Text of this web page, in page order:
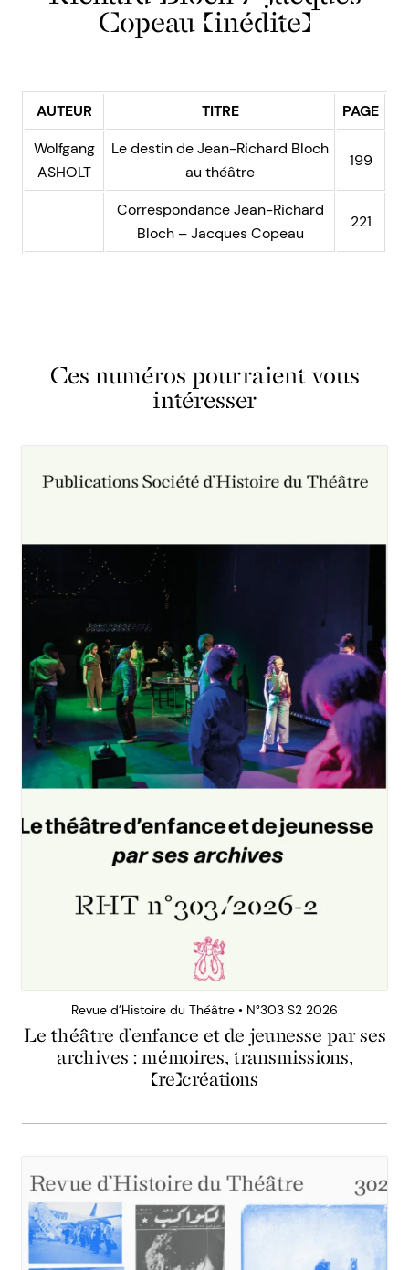
Copeau (inédite)
AUTEUR TITRE
PAGE
Wolfgang
ASHOLT
Le destin de Jean-Richard Bloch
au théâtre
199
Correspondance Jean-Richard
Bloch – Jacques Copeau
221
Ces numéros pourraient vous
intéresser
Revue d’Histoire du Théâtre • N°303 S2 2026
Le théâtre d’enfance et de jeunesse par ses
archives : mémoires, transmissions,
(re)créations